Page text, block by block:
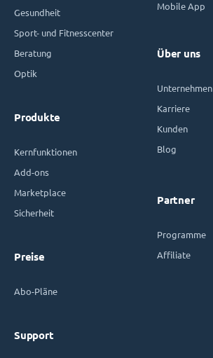
Gesundheit
Sport- und Fitnesscenter
Beratung
Optik
Produkte
Kernfunktionen
Add-ons
Marketplace
Sicherheit
Preise
Abo-Pläne
Support
Mobile App
Über uns
Unternehmen
Karriere
Kunden
Blog
Partner
Programme
Affiliate